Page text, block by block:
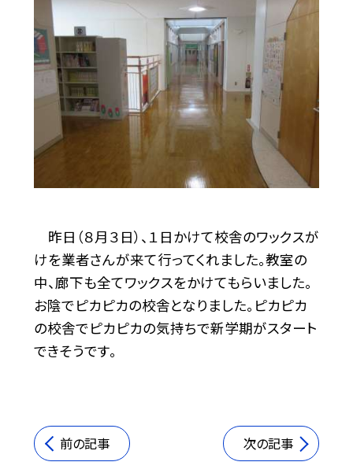
昨日（８月３日）、１日かけて校舎のワックスが
けを業者さんが来て行ってくれました。教室の
中、廊下も全てワックスをかけてもらいました。
お陰でピカピカの校舎となりました。ピカピカ
の校舎でピカピカの気持ちで新学期がスタート
できそうです。
前の記事 次の記事